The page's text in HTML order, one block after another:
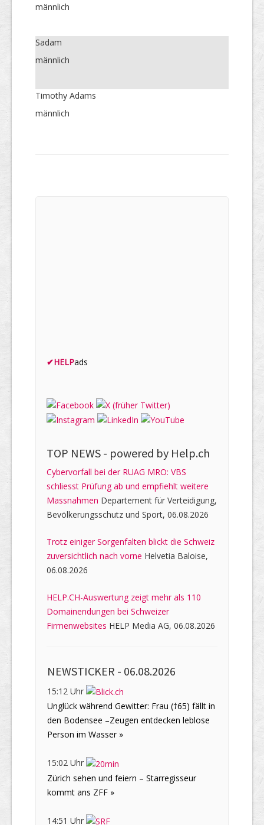
männlich
Sadam
männlich
Timothy Adams
männlich
✔HELPads
TOP NEWS - powered by Help.ch
Cybervorfall bei der RUAG MRO: VBS
schliesst Prüfung ab und empfiehlt weitere
Massnahmen Departement für Verteidigung,
Bevölkerungsschutz und Sport, 06.08.2026
Trotz einiger Sorgenfalten blickt die Schweiz
zuversichtlich nach vorne Helvetia Baloise,
06.08.2026
HELP.CH-Auswertung zeigt mehr als 110
Domainendungen bei Schweizer
Firmenwebsites HELP Media AG, 06.08.2026
NEWSTICKER - 06.08.2026
15:12 Uhr
Unglück während Gewitter: Frau (†65) fällt in
den Bodensee –Zeugen entdecken leblose
Person im Wasser »
15:02 Uhr
Zürich sehen und feiern – Starregisseur
kommt ans ZFF »
14:51 Uhr